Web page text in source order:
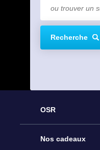
Recherche
OSR
Service
Nos cadeaux